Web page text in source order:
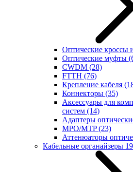
Оптические кроссы
Оптические муфты
CWDM (28)
FTTH (76)
Крепление кабеля
Коннекторы (35)
Аксессуары для
систем (14)
Адаптеры
MPO/MTP(23)
Аттенюаторы
Кабельные органайзеры